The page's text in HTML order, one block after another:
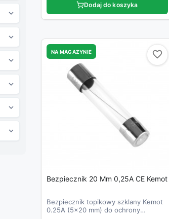






Dodaj do koszyka
NA MAGAZYNIE favorite_border
Bezpiecznik 20 Mm 0,25A CE Kemot
Bezpiecznik topikowy szklany Kemot
0.25A (5x20 mm) do ochrony
favorite_border